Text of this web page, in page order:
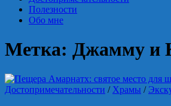
Полезности
Обо мне
Метка: Джамму и
Достопримечательности / Храмы /